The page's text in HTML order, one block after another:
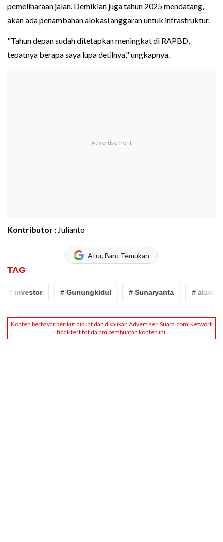
pemeliharaan jalan. Demikian juga tahun 2025 mendatang,
akan ada penambahan alokasi anggaran untuk infrastruktur.
"Tahun depan sudah ditetapkan meningkat di RAPBD,
tepatnya berapa saya lupa detilnya," ungkapnya.
Kontributor : Julianto
Atur, Baru Temukan
TAG
# investor # Gunungkidul # Sunaryanta # alam